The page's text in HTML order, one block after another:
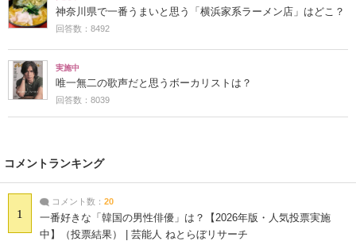
神奈川県で一番うまいと思う「横浜家系ラーメン店」はどこ？
回答数：8492
実施中
唯一無二の歌声だと思うボーカリストは？
回答数：8039
コメントランキング
1
コメント数： 20
一番好きな「韓国の男性俳優」は？【2026年版・人気投票実施
中】（投票結果） | 芸能人 ねとらぼリサーチ